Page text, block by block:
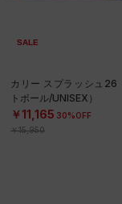
SALE
カリー スプラッシュ26
トボール/UNISEX）
￥11,165 30%OFF
￥15,950